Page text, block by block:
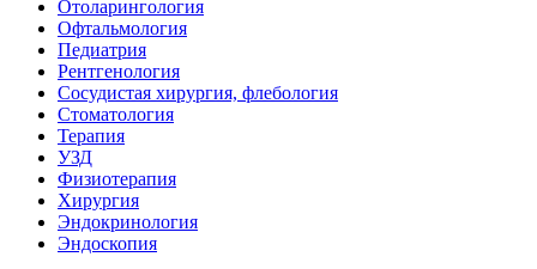
Отоларингология
Офтальмология
Педиатрия
Рентгенология
Сосудистая хирургия, флебология
Стоматология
Терапия
УЗД
Физиотерапия
Хирургия
Эндокринология
Эндоскопия